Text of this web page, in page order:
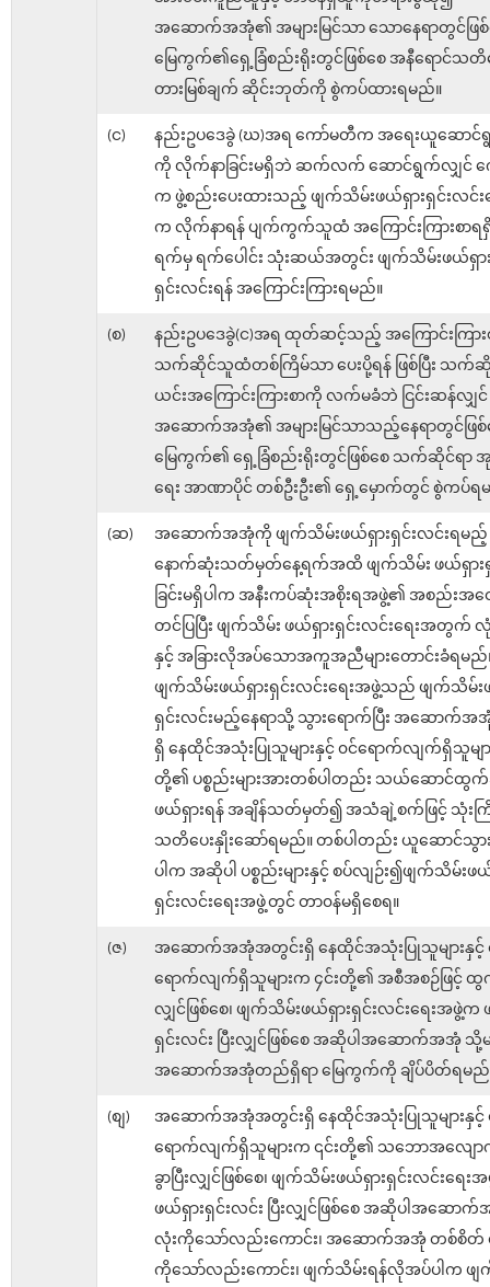
အဆောက်အအုံ၏ အများမြင်သာ သောနေရာတွင်ဖြစ်
မြေကွက်၏ရှေ့ခြံစည်းရိုးတွင်ဖြစ်စေ အနီရောင်သတိ
တားမြစ်ချက် ဆိုင်းဘုတ်ကို စွဲကပ်ထားရမည်။
(င)
နည်းဥပဒေခွဲ (ဃ)အရ ကော်မတီက အရေးယူဆော
ကို လိုက်နာခြင်းမရှိဘဲ ဆက်လက် ဆောင်ရွက်လျှင်
က ဖွဲ့စည်းပေးထားသည့် ဖျက်သိမ်းဖယ်ရှားရှင်းလင်း
က လိုက်နာရန် ပျက်ကွက်သူထံ အကြောင်းကြားစာ
ရက်မှ ရက်ပေါင်း သုံးဆယ်အတွင်း ဖျက်သိမ်းဖယ်ရှာ
ရှင်းလင်းရန် အကြောင်းကြားရမည်။
(စ)
နည်းဥပဒေခွဲ(င)အရ ထုတ်ဆင့်သည့် အကြောင်းကြာ
သက်ဆိုင်သူထံတစ်ကြိမ်သာ ပေးပို့ရန် ဖြစ်ပြီး သ
ယင်းအကြောင်းကြားစာကို လက်မခံဘဲ ငြင်းဆန်လျှင်
အဆောက်အအုံ၏ အများမြင်သာသည့်နေရာတွင်ဖြစ်
မြေကွက်၏ ရှေ့ခြံစည်းရိုးတွင်ဖြစ်စေ သက်ဆိုင်ရာ အု
ရေး အာဏာပိုင် တစ်ဦးဦး၏ ရှေ့မှောက်တွင် စွဲကပ်ရ
(ဆ)
အဆောက်အအုံကို ဖျက်သိမ်းဖယ်ရှားရှင်းလင်းရမည့်
နောက်ဆုံးသတ်မှတ်နေ့ရက်အထိ ဖျက်သိမ်း ဖယ်ရှားရှ
ခြင်းမရှိပါက အနီးကပ်ဆုံးအစိုးရအဖွဲ့၏ အစည်းအဝ
တင်ပြပြီး ဖျက်သိမ်း ဖယ်ရှားရှင်းလင်းရေးအတွက် လုံ
နှင့် အခြားလိုအပ်သောအကူအညီများတောင်းခံရမည်
ဖျက်သိမ်းဖယ်ရှားရှင်းလင်းရေးအဖွဲ့သည် ဖျက်သိမ်း
ရှင်းလင်းမည့်နေရာသို့ သွားရောက်ပြီး အဆောက်
ရှိ နေထိုင်အသုံးပြုသူများနှင့် ၀င်ရောက်လျက်ရှိသူမျာ
တို့၏ ပစ္စည်းများအားတစ်ပါတည်း သယ်ဆောင်ထွက်
ဖယ်ရှားရန် အချိန်သတ်မှတ်၍ အသံချဲ့စက်ဖြင့် သုံးက
သတိပေးနှိုးဆော်ရမည်။ တစ်ပါတည်း ယူဆောင်သွား
ပါက အဆိုပါ ပစ္စည်းများနှင့် စပ်လျဉ်း၍ဖျက်သိမ်းဖ
ရှင်းလင်းရေးအဖွဲ့တွင် တာ၀န်မရှိစေရ။
(ဇ)
အဆောက်အအုံအတွင်းရှိ နေထိုင်အသုံးပြုသူများနှင့်
ရောက်လျက်ရှိသူများက ၄င်းတို့၏ အစီအစဉ်ဖြင့် ထွက်
လျှင်ဖြစ်စေ၊ ဖျက်သိမ်းဖယ်ရှားရှင်းလင်းရေးအဖွဲ့က
ရှင်းလင်း ပြီးလျှင်ဖြစ်စေ အဆိုပါအဆောက်အအုံ
အဆောက်အအုံတည်ရှိရာ မြေကွက်ကို ချိပ်ပိတ်ရမည်
(စျ)
အဆောက်အအုံအတွင်းရှိ နေထိုင်အသုံးပြုသူများနှင့်
ရောက်လျက်ရှိသူများက ၎င်းတို့၏ သဘောအလျေ
ခွာပြီးလျှင်ဖြစ်စေ၊ ဖျက်သိမ်းဖယ်ရှားရှင်းလင်းရေး
ဖယ်ရှားရှင်းလင်း ပြီးလျှင်ဖြစ်စေ အဆိုပါအဆော
လုံးကိုသော်လည်းကောင်း၊ အဆောက်အအုံ တစ်စိတ်
ကိုသော်လည်းကောင်း၊ ဖျက်သိမ်းရန်လိုအပ်ပါက ဖျ